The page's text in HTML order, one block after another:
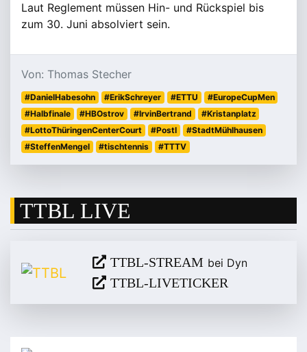
Laut Reglement müssen Hin- und Rückspiel bis
zum 30. Juni absolviert sein.
Von: Thomas Stecher
#DanielHabesohn #ErikSchreyer #ETTU
#EuropeCupMen
#Halbfinale
#HBOstrov #IrvinBertrand
#Kristanplatz
#LottoThüringenCenterCourt
#PostI
#StadtMühlhausen
#SteffenMengel
#tischtennis #TTTV
TTBL LIVE
TTBL-STREAM bei Dyn
TTBL-LIVETICKER